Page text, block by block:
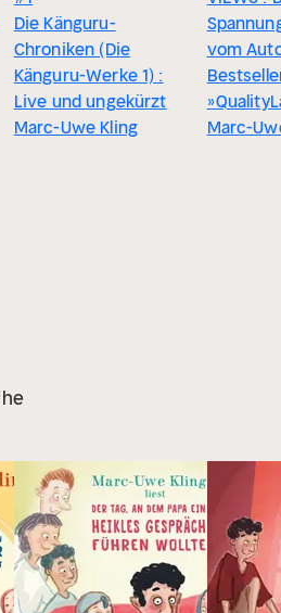
Die Känguru-
Chroniken (Die
Känguru-Werke 1) :
Live und ungekürzt
Marc-Uwe Kling
vom
Marc-